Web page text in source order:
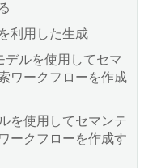
デックス化
ー クエリを使用し
ュート使用
成する
タの参照
トタイプのプロパ
集する
ーのデフォルト値
る
ターのドロップダウ
をフィルター処理す
クトドロップダウン
リティ考慮事項
イプ
assertion
非 null アサーショ
利用した生成
デルを使用してセマ
ワークフローを作成
を使用してセマンテ
ークフローを作成す